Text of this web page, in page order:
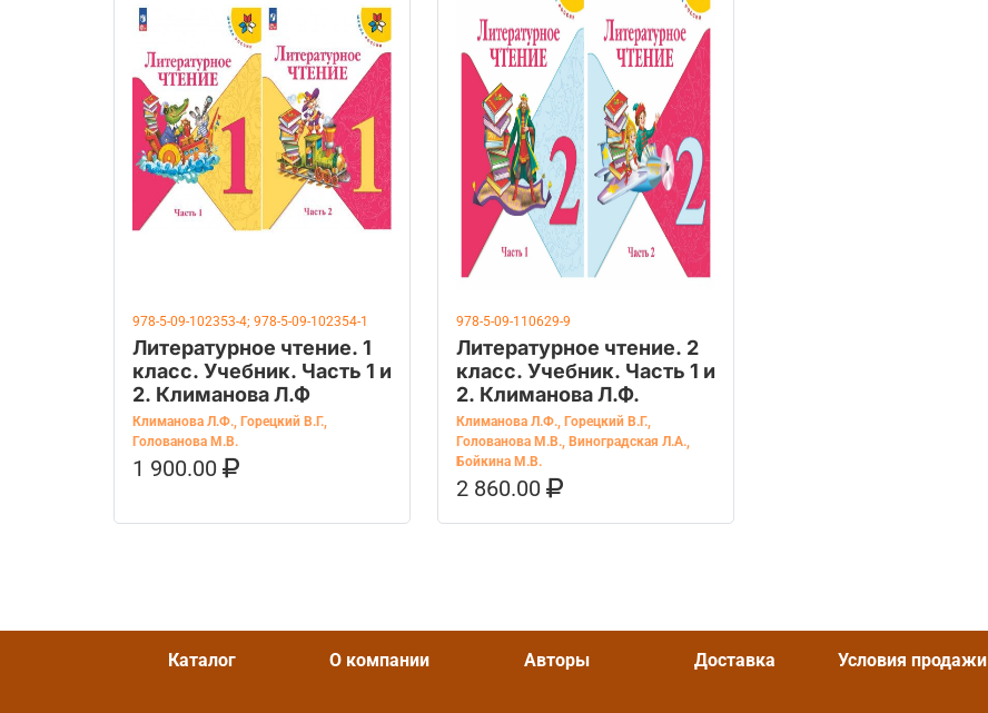
978-5-09-102353-4; 978-5-09-102354-1
Литературное чтение. 1
класс. Учебник. Часть 1 и
2. Климанова Л.Ф
Климанова Л.Ф., Горецкий В.Г.,
Голованова М.В.
1 900.00
В КОРЗИНУ
978-5-09-110629-9
Литературное чтение. 2
класс. Учебник. Часть 1 и
2. Климанова Л.Ф.
Климанова Л.Ф., Горецкий В.Г.,
Голованова М.В., Виноградская Л.А.,
Бойкина М.В.
2 860.00
В КОРЗИНУ
Каталог О компании Авторы Доставка Условия продажи